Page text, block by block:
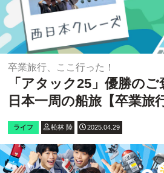
卒業旅行、ここ行った！
「アタック25」優勝の
日本一周の船旅【卒業旅
ライフ 松林 陸 2025.04.29